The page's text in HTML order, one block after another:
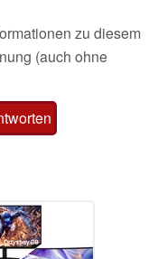
zu diesem
(auch ohne